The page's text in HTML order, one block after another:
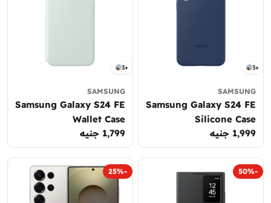
3+
SAMSUNG
Samsung Galaxy S24 FE
Silicone Case
السعر
العادي
1,999 جنيه
3+
SAMSUNG
Samsung Galaxy S24 FE
Wallet Case
السعر
العادي
1,799 جنيه
-50%
-25%